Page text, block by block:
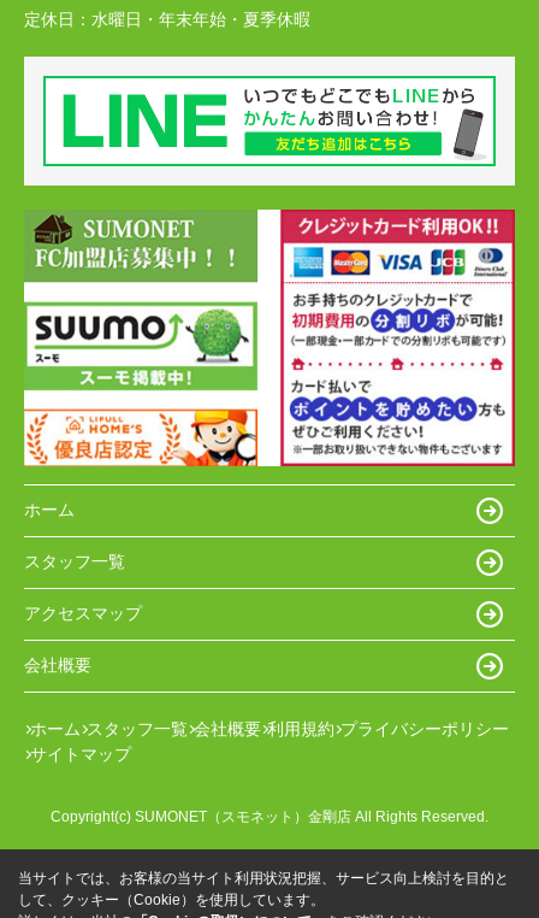
定休日： 水曜日・年末年始・夏季休暇
ホーム
スタッフ一覧
アクセスマップ
会社概要
ホーム スタッフ一覧 会社概要 利用規約 プライバシーポリシー
サイトマップ
Copyright(c) SUMONET（スモネット）金剛店 All Rights Reserved.
当サイトでは、お客様の当サイト利用状況把握、サービス向上検討を目的と
して、クッキー（Cookie）を使用しています。